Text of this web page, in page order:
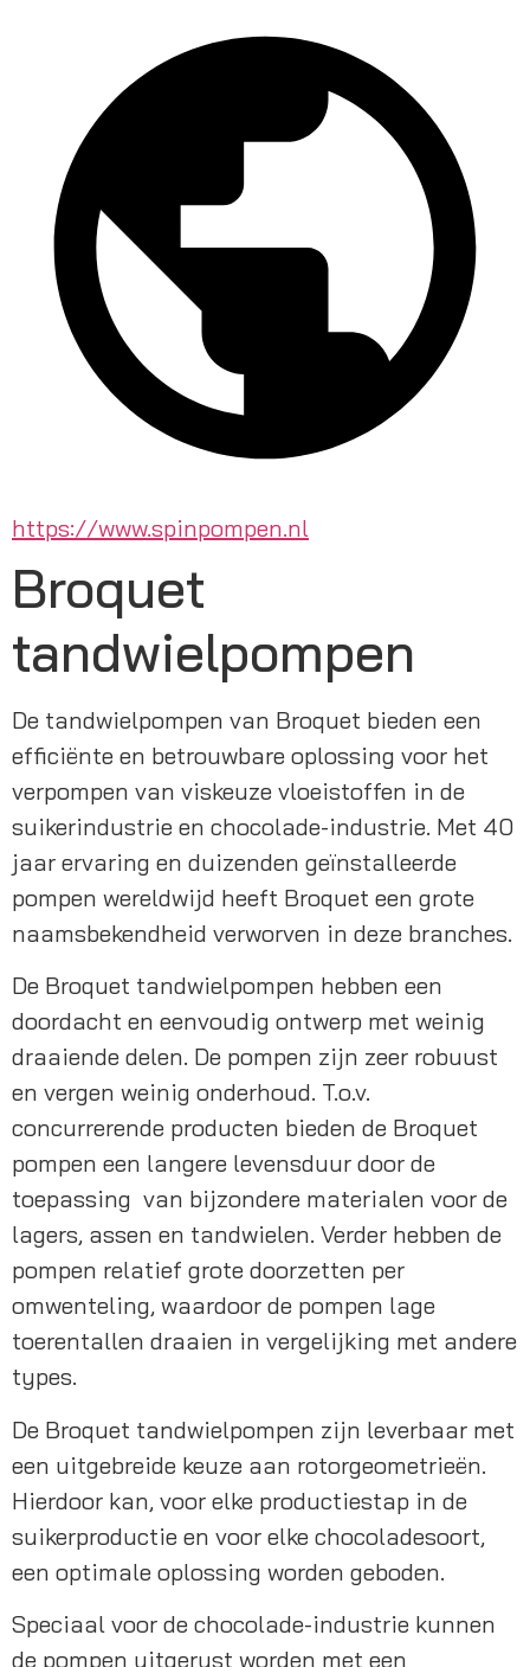
https://www.spinpompen.nl
Broquet
tandwielpompen
De tandwielpompen van Broquet bieden een
efficiënte en betrouwbare oplossing voor het
verpompen van viskeuze vloeistoffen in de
suikerindustrie en chocolade-industrie. Met 40
jaar ervaring en duizenden geïnstalleerde
pompen wereldwijd heeft Broquet een grote
naamsbekendheid verworven in deze branches.
De Broquet tandwielpompen hebben een
doordacht en eenvoudig ontwerp met weinig
draaiende delen. De pompen zijn zeer robuust
en vergen weinig onderhoud. T.o.v.
concurrerende producten bieden de Broquet
pompen een langere levensduur door de
toepassing  van bijzondere materialen voor de
lagers, assen en tandwielen. Verder hebben de
pompen relatief grote doorzetten per
omwenteling, waardoor de pompen lage
toerentallen draaien in vergelijking met andere
types.
De Broquet tandwielpompen zijn leverbaar met
een uitgebreide keuze aan rotorgeometrieën.
Hierdoor kan, voor elke productiestap in de
suikerproductie en voor elke chocoladesoort,
een optimale oplossing worden geboden.
Speciaal voor de chocolade-industrie kunnen
de pompen uitgerust worden met een